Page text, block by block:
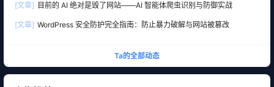
[文章] 目前的 AI 绝对是毁了网站——AI 智能体爬虫识别与防御实战
[文章] WordPress 安全防护完全指南：防止暴力破解与网站被篡改
Ta的全部动态